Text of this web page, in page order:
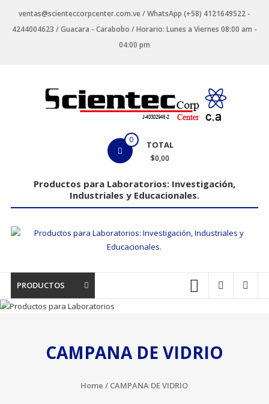
contenido
ventas@scienteccorpcenter.com.ve / WhatsApp (+58) 4121649522 -
4244004623 / Guacara - Carabobo / Horario: Lunes a Viernes 08:00 am -
04:00 pm
Laboratorios
Industriales
y
0 TOTAL
$0,00
Productos para Laboratorios: Investigación,
Industriales y Educacionales.
PRODUCTOS
CAMPANA DE VIDRIO
Home / CAMPANA DE VIDRIO